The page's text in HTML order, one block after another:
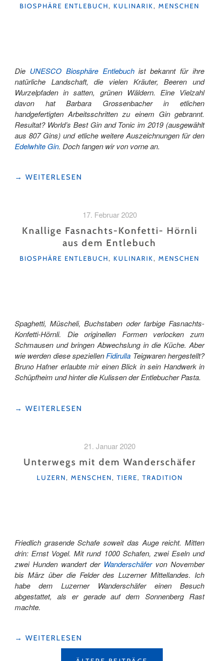
KATEGORIEN
BIOSPHÄRE ENTLEBUCH, KULINARIK, MENSCHEN
Die UNESCO Biosphäre Entlebuchist bekannt für ihre
natürliche Landschaft, die vielen Kräuter, Beeren und
Wurzelpfaden in satten, grünen Wäldern. Eine Vielzahl
davon hat Barbara Grossenbacher in etlichen
handgefertigten Arbeitsschritten zu einem Gin gebrannt.
Resultat? World’s Best Gin and Tonic im 2019 (ausgewählt
aus 807 Gins) und etliche weitere Auszeichnungen für den
Edelwhite Gin. Doch fangen wir von vorne an.
"NICHT
GIN
ENTLEBUCH"
→ WEITERLESEN
17. Februar 2020
Knallige Fasnachts-Konfetti- Hörnli
aus dem Entlebuch
KATEGORIEN
BIOSPHÄRE ENTLEBUCH, KULINARIK, MENSCHEN
Spaghetti, Müscheli, Buchstaben oder farbige Fasnachts-
Konfetti-Hörnli. Die originellen Formen verlocken zum
Schmausen und bringen Abwechslung in die Küche. Aber
wie werden diese speziellen Fidirulla Teigwaren hergestellt?
Bruno Hafner erlaubte mir einen Blick in sein Handwerk in
Schüpfheim und hinter die Kulissen der Entlebucher Pasta.
"KNALLIGE
DEM
ENTLEBUCH"
→ WEITERLESEN
21. Januar 2020
Unterwegs mit dem Wanderschäfer
KATEGORIEN
LUZERN, MENSCHEN, TIERE, TRADITION
Friedlich grasende Schafe soweit das Auge reicht. Mitten
drin: Ernst Vogel. Mit rund 1000 Schafen, zwei Eseln und
zwei Hunden wandert der Wanderschäfervon November
bis März über die Felder des Luzerner Mittellandes. Ich
habe dem Luzerner Wanderschäfer einen Besuch
abgestattet, als er gerade auf dem Sonnenberg Rast
machte.
"UNTERWEGS
→ WEITERLESEN
BEITRAGSNAVIGATION